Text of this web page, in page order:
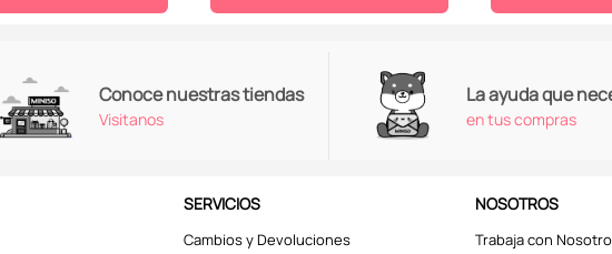
Conoce nuestras tiendas
Visitanos
La ayuda que
en tus compras
SERVICIOS
Cambios y Devoluciones
NOSOTROS
Trabaja con